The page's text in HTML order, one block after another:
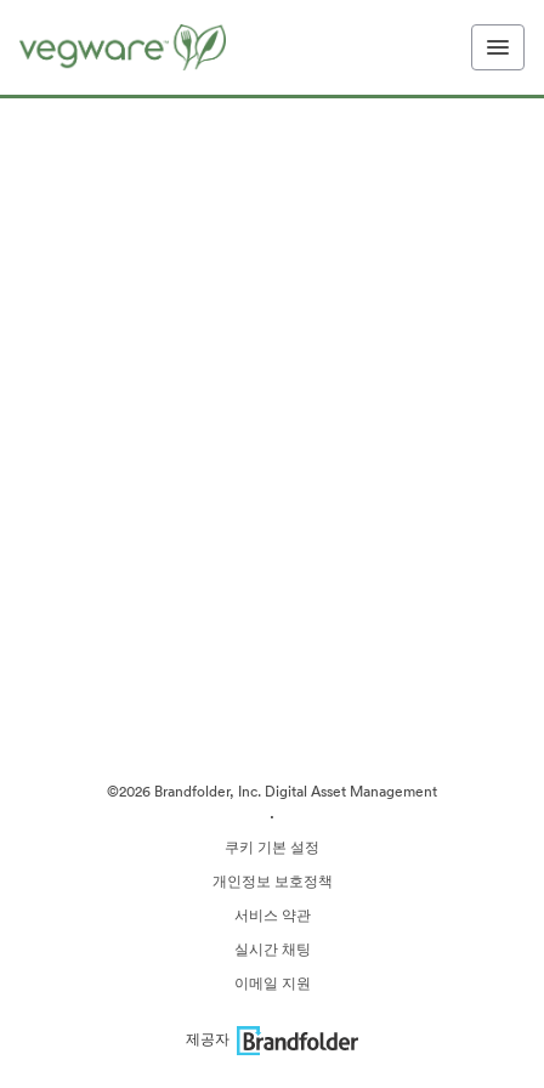
©2026 Brandfolder, Inc. Digital Asset Management
·
쿠키 기본 설정
개인정보 보호정책
서비스 약관
실시간 채팅
이메일 지원
제공자